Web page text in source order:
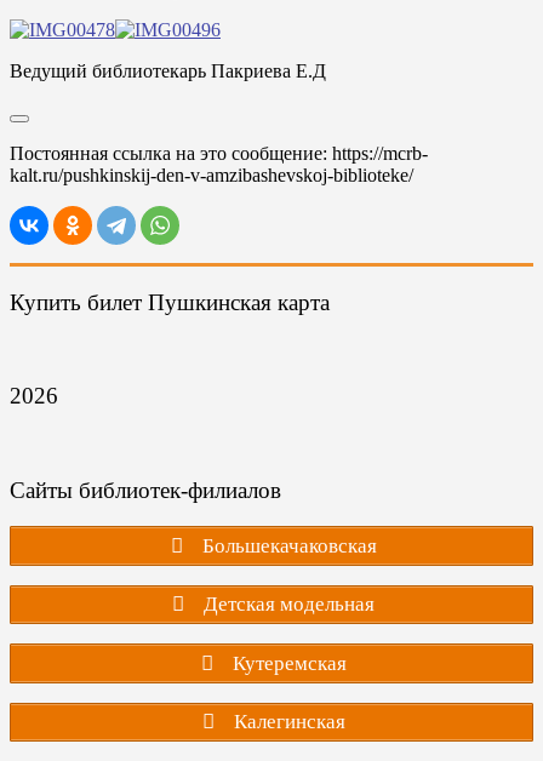
Ведущий библиотекарь Пакриева Е.Д
Постоянная ссылка на это сообщение: https://mcrb-
kalt.ru/pushkinskij-den-v-amzibashevskoj-biblioteke/
Купить билет Пушкинская карта
2026
Сайты библиотек-филиалов
Большекачаковская
Детская модельная
Кутеремская
Калегинская